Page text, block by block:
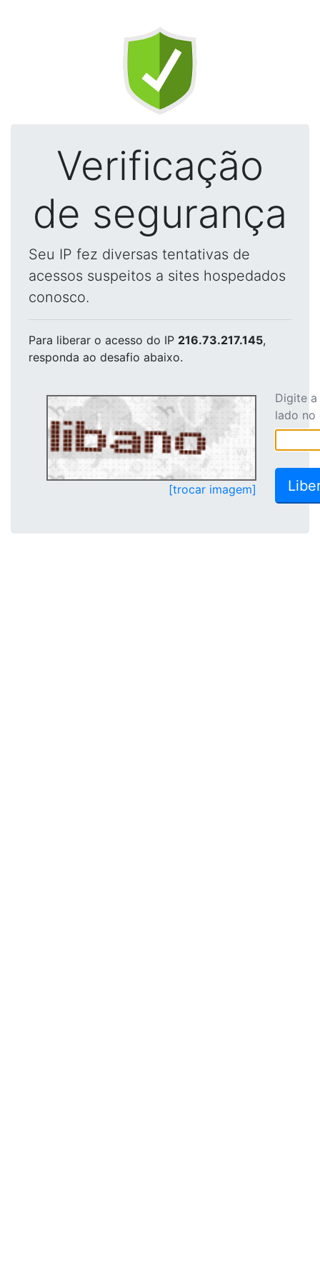
Verificação
de segurança
Seu IP fez diversas tentativas de
acessos suspeitos a sites hospedados
conosco.
Para liberar o acesso do IP 216.73.217.145,
responda ao desafio abaixo.
[trocar imagem]
Digite
lado no